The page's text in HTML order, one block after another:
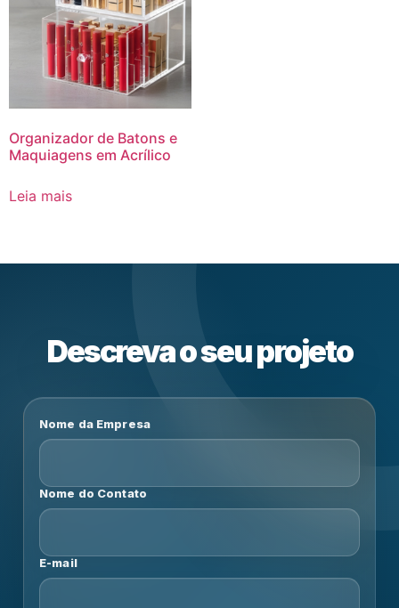
Organizador de Batons e
Maquiagens em Acrílico
Leia mais
Descreva o seu projeto
Nome da Empresa
Nome do Contato
E-mail